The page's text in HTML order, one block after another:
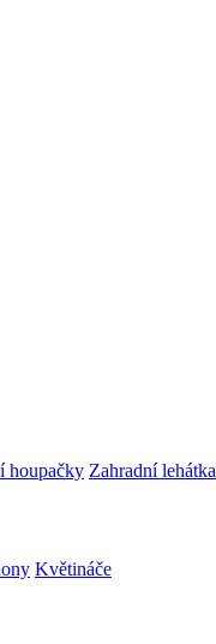
houpačky Zahradní lehátka
Květináče